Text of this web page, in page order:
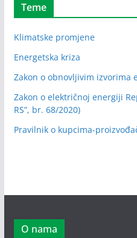
Teme
Klimatske promjene
Energetska kriza
Zakon o obnovljivim izvorima
Zakon o električnoj energiji
RS”, br. 68/2020)
Pravilnik o kupcima-
O nama